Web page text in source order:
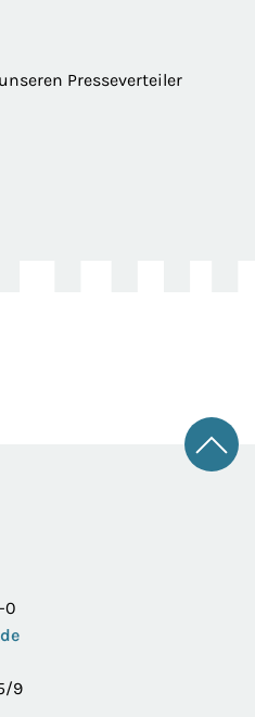
Presseverteiler
0
9